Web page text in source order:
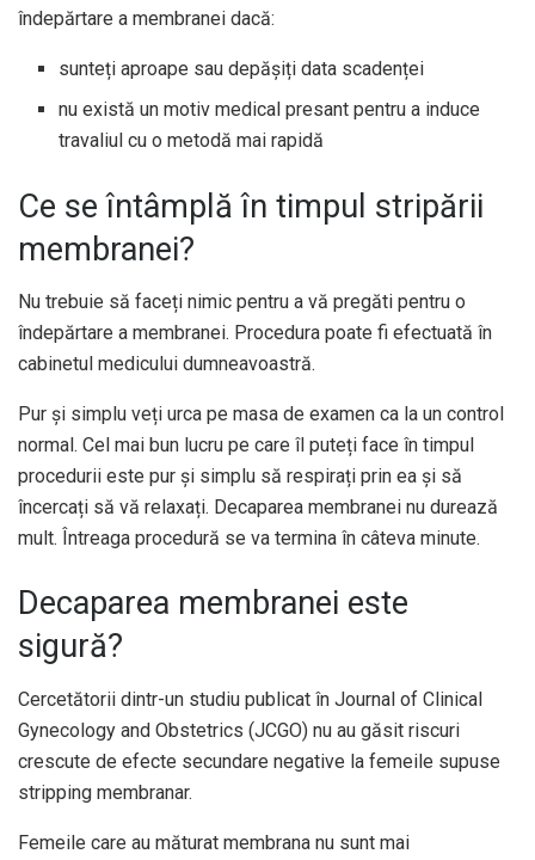
îndepărtare a membranei dacă:
sunteți aproape sau depășiți data scadenței
nu există un motiv medical presant pentru a induce
travaliul cu o metodă mai rapidă
Ce se întâmplă în timpul stripării
membranei?
Nu trebuie să faceți nimic pentru a vă pregăti pentru o
îndepărtare a membranei. Procedura poate fi efectuată în
cabinetul medicului dumneavoastră.
Pur și simplu veți urca pe masa de examen ca la un control
normal. Cel mai bun lucru pe care îl puteți face în timpul
procedurii este pur și simplu să respirați prin ea și să
încercați să vă relaxați. Decaparea membranei nu durează
mult. Întreaga procedură se va termina în câteva minute.
Decaparea membranei este
sigură?
Cercetătorii dintr-un studiu publicat în Journal of Clinical
Gynecology and Obstetrics (JCGO) nu au găsit riscuri
crescute de efecte secundare negative la femeile supuse
stripping membranar.
Femeile care au măturat membrana nu sunt mai